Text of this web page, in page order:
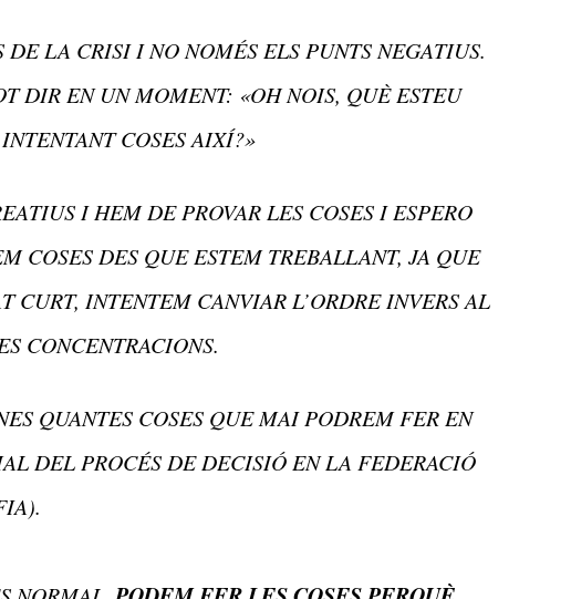
LA CRISI I NO NOMÉS ELS PUNTS NEGATIUS.
DIR EN UN MOMENT: «OH NOIS, QUÈ ESTEU
COSES AIXÍ?»
I HEM DE PROVAR LES COSES I ESPERO
COSES DES QUE ESTEM TREBALLANT, JA QUE
INTENTEM CANVIAR L’ORDRE INVERS AL
CONCENTRACIONS.
QUANTES COSES QUE MAI PODREM FER EN
DEL PROCÉS DE DECISIÓ EN LA FEDERACIÓ